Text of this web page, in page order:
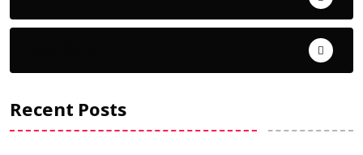
Recent Posts